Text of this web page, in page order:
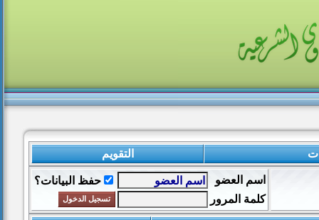
التقويم
اسم العضو
حفظ البيانات؟
كلمة المرور